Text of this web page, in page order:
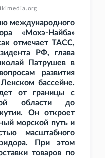
международного
«Мохэ-Найба»
отмечает ТАСС,
РФ, глава
Патрушев в
развития
бассейне.
от границы с
области до
Он откроет
морской путь и
масштабного
При этом
товаров по